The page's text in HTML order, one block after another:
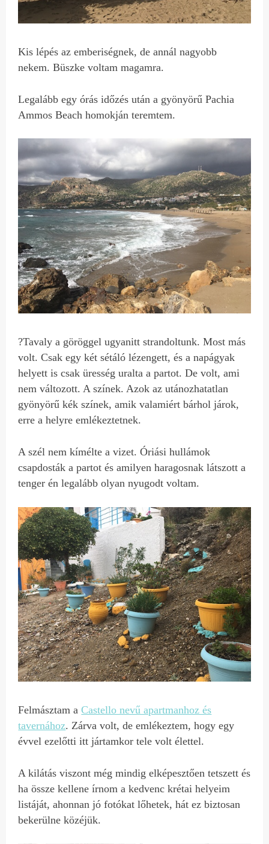
Kis lépés az emberiségnek, de annál nagyobb
nekem. Büszke voltam magamra.
Legalább egy órás időzés után a gyönyörű Pachia
Ammos Beach homokján teremtem.
?Tavaly a göröggel ugyanitt strandoltunk. Most más
volt. Csak egy két sétáló lézengett, és a napágyak
helyett is csak üresség uralta a partot. De volt, ami
nem változott. A színek. Azok az utánozhatatlan
gyönyörű kék színek, amik valamiért bárhol járok,
erre a helyre emlékeztetnek.
A szél nem kímélte a vizet. Óriási hullámok
csapdosták a partot és amilyen haragosnak látszott a
tenger én legalább olyan nyugodt voltam.
Felmásztam aCastello nevű apartmanhoz és
tavernához. Zárva volt, de emlékeztem, hogy egy
évvel ezelőtti itt jártamkor tele volt élettel.
A kilátás viszont még mindig elképesztően tetszett és
ha össze kellene írnom a kedvenc krétai helyeim
listáját, ahonnan jó fotókat lőhetek, hát ez biztosan
bekerülne közéjük.